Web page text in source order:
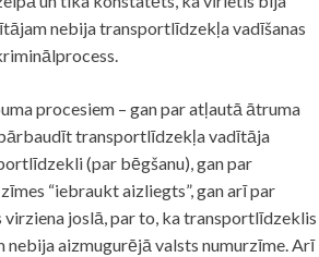
nebija transportlīdzekļa vadīšanas
procesiem – gan par atļautā ātruma
transportlīdzekļa vadītāja
(par bēgšanu), gan par
“iebraukt aizliegts”, gan arī par
joslā, par to, ka transportlīdzeklis
aizmugurējā valsts numurzīme. Arī